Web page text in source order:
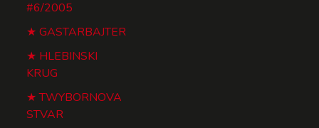
#6/2005
GASTARBAJTER
HLEBINSKI
KRUG
TWYBORNOVA
STVAR